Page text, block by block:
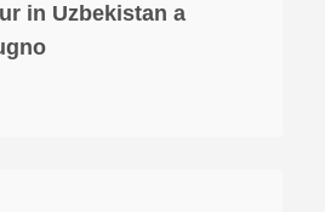
in Uzbekistan a